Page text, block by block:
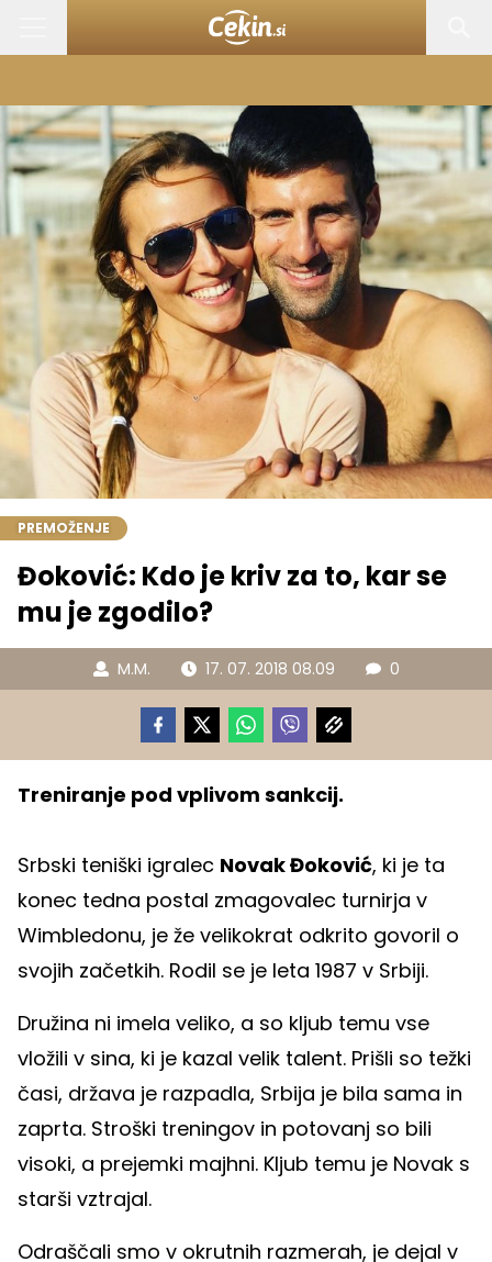
PREMOŽENJE
Đoković: Kdo je kriv za to, kar se
mu je zgodilo?
M.M. 17. 07. 2018 08.09 0
Treniranje pod vplivom sankcij.
Srbski teniški igralec Novak Đoković, ki je ta
konec tedna postal zmagovalec turnirja v
Wimbledonu, je že velikokrat odkrito govoril o
svojih začetkih. Rodil se je leta 1987 v Srbiji.
Družina ni imela veliko, a so kljub temu vse
vložili v sina, ki je kazal velik talent. Prišli so težki
časi, država je razpadla, Srbija je bila sama in
zaprta. Stroški treningov in potovanj so bili
visoki, a prejemki majhni. Kljub temu je Novak s
starši vztrajal.
Odraščali smo v okrutnih razmerah, je dejal v